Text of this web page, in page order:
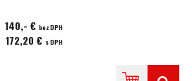
140,- € bez DPH
172,20 € s DPH